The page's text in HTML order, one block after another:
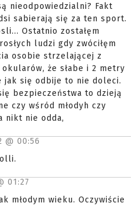
nieodpowiedzialni? Fakt
sabierają się za ten sport.
Ostatnio zostałęm
ludzi gdy zwóciłęm
osobie strzelającej z
że słabe i 2 metry
jak się odbije to nie doleci.
bezpieczeństwa to dzieją
czy wśród młodyh czy
nikt nie odda,
@ 00:56
01:27
młodym wieku. Oczywiście